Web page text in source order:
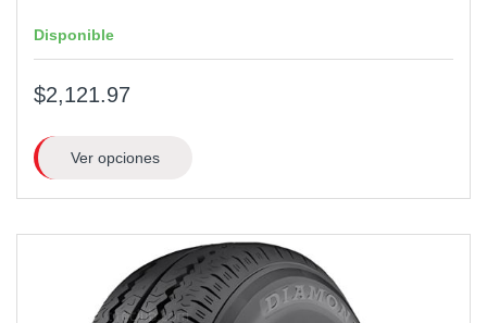
Disponible
$2,121.97
Ver opciones